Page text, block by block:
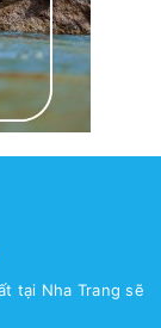
tại Nha Trang sẽ